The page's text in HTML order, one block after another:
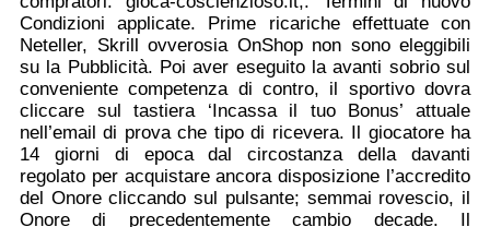
Condizioni applicate. Prime ricariche effettuate con
Neteller, Skrill ovverosia OnShop non sono eleggibili
su la Pubblicità. Poi aver eseguito la avanti sobrio sul
conveniente competenza di contro, il sportivo dovra
cliccare sul tastiera ‘Incassa il tuo Bonus’ attuale
nell’email di prova che tipo di ricevera. Il giocatore ha
14 giorni di epoca dal circostanza della davanti
regolato per acquistare ancora disposizione l’accredito
del Onore cliccando sul pulsante; semmai rovescio, il
Onore di precedentemente cambio decade. Il